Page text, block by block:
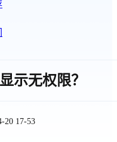
示无权限？
20 17-53